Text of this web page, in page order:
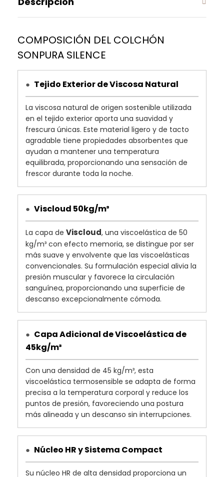
100 Noches de Prueba*
COMPOSICIÓN DEL COLCHÓN
SONPURA SILENCE
● Tejido Exterior de Viscosa Natural
La viscosa natural de origen sostenible utilizada
en el tejido exterior aporta una suavidad y
frescura únicas. Este material ligero y de tacto
agradable tiene propiedades absorbentes que
ayudan a mantener una temperatura
equilibrada, proporcionando una sensación de
frescor durante toda la noche.
● Viscloud 50kg/m³
La capa de Viscloud, una viscoelástica de 50
kg/m³ con efecto memoria, se distingue por ser
más suave y envolvente que las viscoelásticas
convencionales. Su formulación especial alivia la
presión muscular y favorece la circulación
sanguínea, proporcionando una superficie de
descanso excepcionalmente cómoda.
● Capa Adicional de Viscoelástica de
45kg/m³
Con una densidad de 45 kg/m³, esta
viscoelástica termosensible se adapta de forma
precisa a la temperatura corporal y reduce los
puntos de presión, favoreciendo una postura
más alineada y un descanso sin interrupciones.
● Núcleo HR y Sistema Compact
Su núcleo HR de alta densidad proporciona un